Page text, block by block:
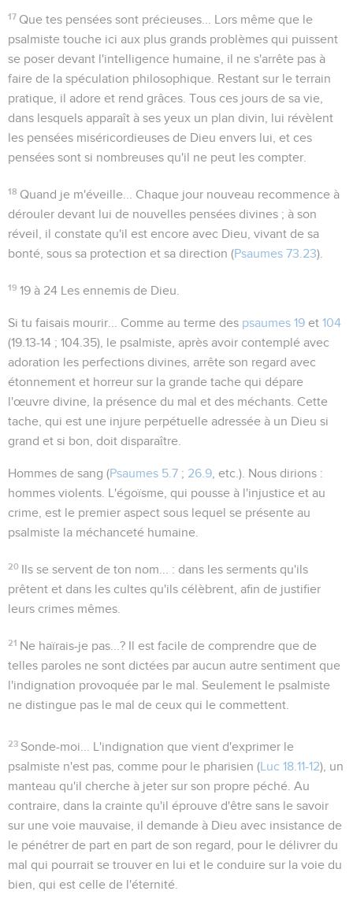
17 Que tes pensées sont précieuses...
Lors même que le
psalmiste touche ici aux plus grands problèmes qui puissent
se poser devant l'intelligence humaine, il ne s'arrête pas à
faire de la spéculation philosophique. Restant sur le terrain
pratique, il adore et rend grâces. Tous ces jours de sa vie,
dans lesquels apparaît à ses yeux un plan divin, lui révèlent
les pensées miséricordieuses de Dieu envers lui, et ces
pensées sont si nombreuses qu'il ne peut les compter.
18 Quand je m'éveille...
Chaque jour nouveau recommence à
dérouler devant lui de nouvelles pensées divines ; à son
réveil, il constate qu'il est encore avec Dieu, vivant de sa
bonté, sous sa protection et sa direction (Psaumes 73.23).
19 19 à 24 Les ennemis de Dieu.
Si tu faisais mourir... Comme au terme des psaumes 19 et 104
(19.13-14 ; 104.35), le psalmiste, après avoir contemplé avec
adoration les perfections divines, arrête son regard avec
étonnement et horreur sur la grande tache qui dépare
l'œuvre divine, la présence du mal et des méchants. Cette
tache, qui est une injure perpétuelle adressée à un Dieu si
grand et si bon, doit disparaître.
Hommes de sang (Psaumes 5.7 ; 26.9 , etc.). Nous dirions :
hommes violents. L'égoïsme, qui pousse à l'injustice et au
crime, est le premier aspect sous lequel se présente au
psalmiste la méchanceté humaine.
20 Ils se servent de ton nom...
: dans les serments qu'ils
prêtent et dans les cultes qu'ils célèbrent, afin de justifier
leurs crimes mêmes.
21 Ne haïrais-je pas...? Il est facile de comprendre que de
telles paroles ne sont dictées par aucun autre sentiment que
l'indignation provoquée par le mal. Seulement le psalmiste
ne distingue pas le mal de ceux qui le commettent.
23 Sonde-moi...
L'indignation que vient d'exprimer le
psalmiste n'est pas, comme pour le pharisien (Luc 18.11-12), un
manteau qu'il cherche à jeter sur son propre péché. Au
contraire, dans la crainte qu'il éprouve d'être sans le savoir
sur une voie mauvaise, il demande à Dieu avec insistance de
le pénétrer de part en part de son regard, pour le délivrer du
mal qui pourrait se trouver en lui et le conduire sur la voie du
bien, qui est celle de l'éternité